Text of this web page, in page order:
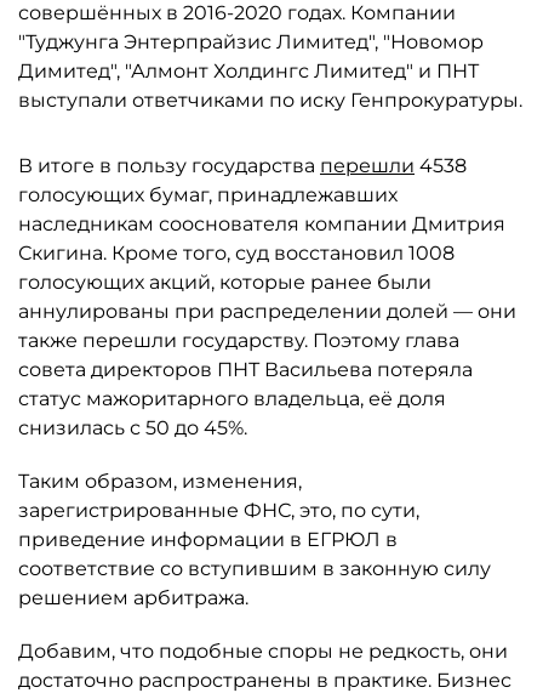
совершённых в 2016-2020 годах. Компании
"Туджунга Энтерпрайзис Лимитед", "Новомор
Димитед", "Алмонт Холдингс Лимитед" и ПНТ
выступали ответчиками по иску Генпрокуратуры.
В итоге в пользу государства перешли 4538
голосующих бумаг, принадлежавших
наследникам сооснователя компании Дмитрия
Скигина. Кроме того, суд восстановил 1008
голосующих акций, которые ранее были
аннулированы при распределении долей — они
также перешли государству. Поэтому глава
совета директоров ПНТ Васильева потеряла
статус мажоритарного владельца, её доля
снизилась с 50 до 45%.
Таким образом, изменения,
зарегистрированные ФНС, это, по сути,
приведение информации в ЕГРЮЛ в
соответствие со вступившим в законную силу
решением арбитража.
Добавим, что подобные споры не редкость, они
достаточно распространены в практике. Бизнес